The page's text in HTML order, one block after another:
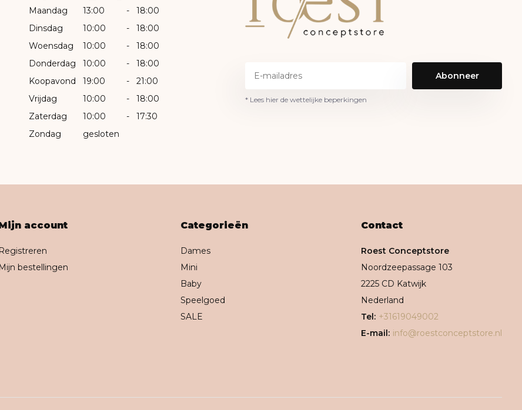
Maandag 13:00 -
18:00
Dinsdag
10:00 -
18:00
Woensdag
10:00 -
18:00
Donderdag
10:00 -
18:00
Koopavond
19:00 -
21:00
Vrijdag
10:00 -
18:00
Zaterdag
10:00 -
17:30
Zondag
gesloten
Abonneer
* Lees hier de wettelijke beperkingen
account
Registreren
Mijn bestellingen
Categorieën
Dames
Mini
Baby
Speelgoed
SALE
Contact
Roest Conceptstore
Noordzeepassage 103
2225 CD Katwijk
Nederland
Tel: +31619049002
E-mail: info@roestconceptstore.nl